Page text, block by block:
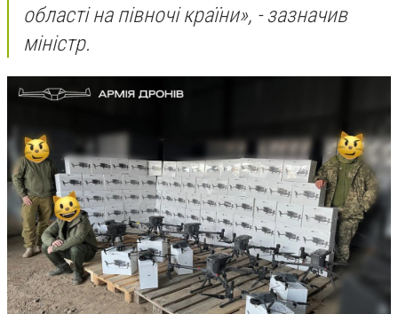
області на півночі країни», - зазначив
міністр.